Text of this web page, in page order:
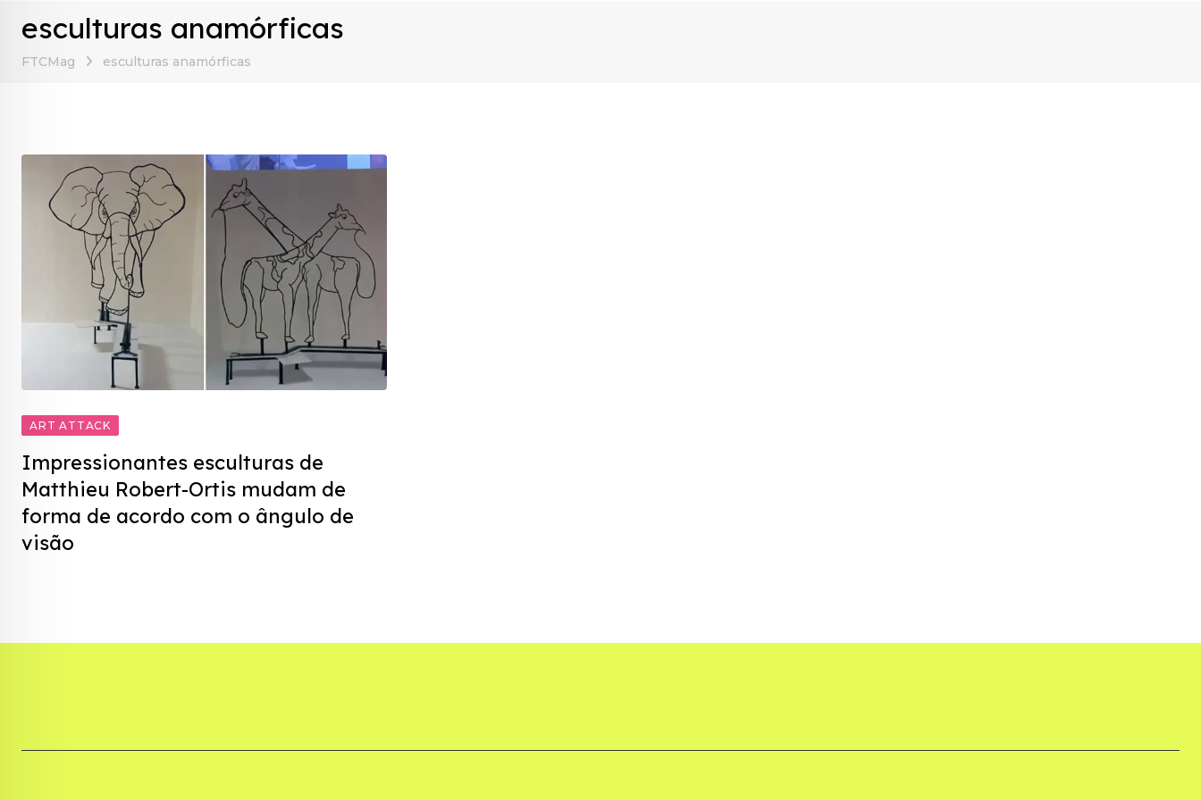
esculturas anamórficas
FTCMag esculturas anamórficas
ART ATTACK
Impressionantes esculturas de
Matthieu Robert-Ortis mudam de
forma de acordo com o ângulo de
visão